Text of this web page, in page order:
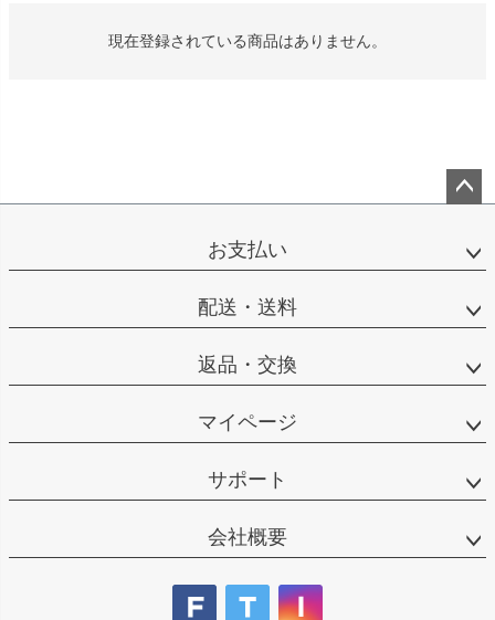
現在登録されている商品はありません。
ップ
お支払い
配送・送料
返品・交換
マイページ
サポート
会社概要